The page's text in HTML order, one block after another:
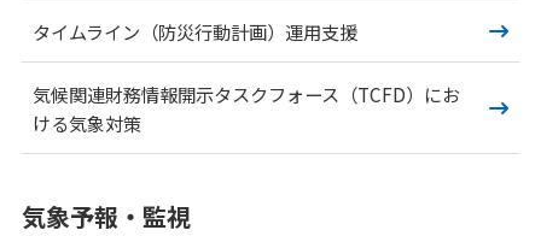
タイムライン（防災行動計画）運用支援
気候関連財務情報開示タスクフォース（TCFD）にお
ける気象対策
気象予報・監視